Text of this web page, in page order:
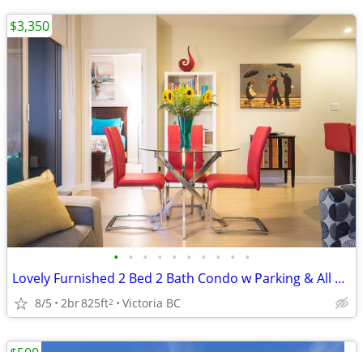
• • • • • • • • • •
Lovely Furnished 2 Bed 2 Bath Condo w Parking & All Utilities Included
8/5 2br825ft2 Victoria BC
$3,350